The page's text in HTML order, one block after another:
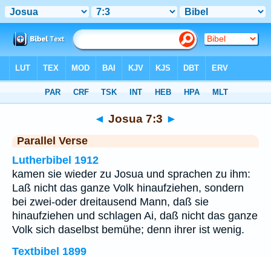
◄ Josua 7:3 ►
Parallel Verse
Lutherbibel 1912
kamen sie wieder zu Josua und sprachen zu ihm:
Laß nicht das ganze Volk hinaufziehen, sondern
bei zwei-oder dreitausend Mann, daß sie
hinaufziehen und schlagen Ai, daß nicht das ganze
Volk sich daselbst bemühe; denn ihrer ist wenig.
Textbibel 1899